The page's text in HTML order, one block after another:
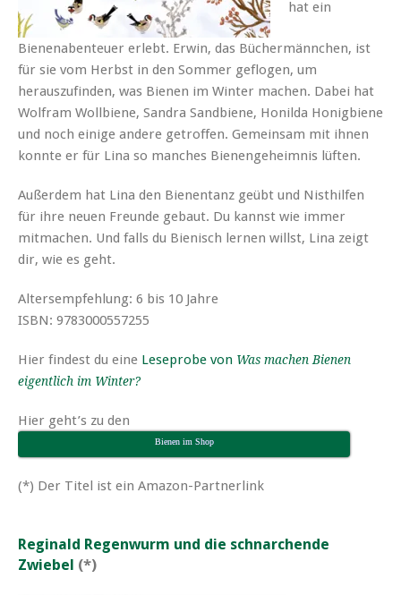
hat ein
Bienenabenteuer erlebt. Erwin, das Büchermännchen, ist
für sie vom Herbst in den Sommer geflogen, um
herauszufinden, was Bienen im Winter machen. Dabei hat
Wolfram Wollbiene, Sandra Sandbiene, Honilda Honigbiene
und noch einige andere getroffen. Gemeinsam mit ihnen
konnte er für Lina so manches Bienengeheimnis lüften.
Außerdem hat Lina den Bienentanz geübt und Nisthilfen
für ihre neuen Freunde gebaut. Du kannst wie immer
mitmachen. Und falls du Bienisch lernen willst, Lina zeigt
dir, wie es geht.
Altersempfehlung: 6 bis 10 Jahre
ISBN: 9783000557255
Hier findest du eine Leseprobe von Was machen Bienen
eigentlich im Winter?
Hier geht’s zu den
Bienen im Shop
(*) Der Titel ist ein Amazon-Partnerlink
Reginald Regenwurm und die schnarchende
Zwiebel (*)